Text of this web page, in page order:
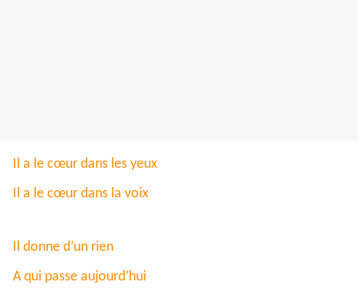
Il a le cœur dans les yeux
Il a le cœur dans la voix
Il donne d’un rien
A qui passe aujourd’hui